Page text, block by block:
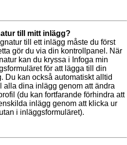
till mitt inlägg?
till ett inlägg måste du först
gör du via din kontrollpanel. När
kan du kryssa i Infoga min
för att lägga till din
Du kan också automatiskt alltid
alla dina inlägg genom att ändra
(du kan fortfarande förhindra att
inlägg genom att klicka ur
i inläggsformuläret).